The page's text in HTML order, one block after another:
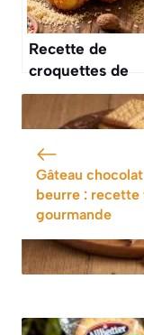
Recette de
croquettes de
pomme de
maison
Gâteau
beurre : recette
gourmande